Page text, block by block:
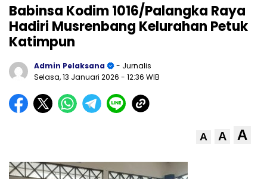
Babinsa Kodim 1016/Palangka Raya
Hadiri Musrenbang Kelurahan Petuk
Katimpun
Admin Pelaksana
- Jurnalis
Selasa, 13 Januari 2026 - 12:36 WIB
A A A